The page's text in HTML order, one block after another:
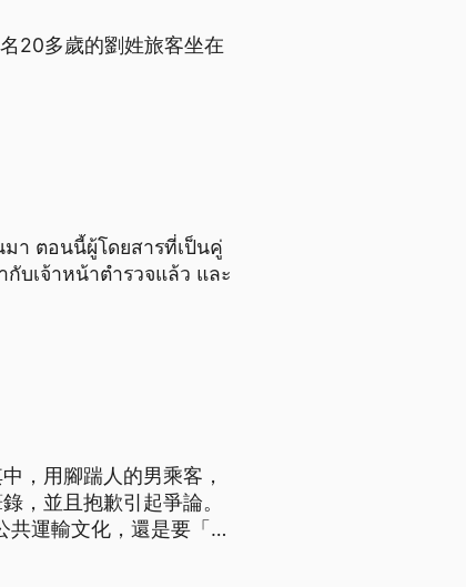
20多歲的劉姓旅客坐在
า ตอนนี้ผู้โดยสารที่เป็นคู่
บเจ้าหน้าตำรวจแล้ว และ
，用腳踹人的男乘客，
，並且抱歉引起爭論。
運輸文化，還是要「大